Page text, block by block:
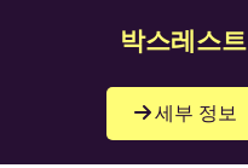
박스레스트
세부 정보